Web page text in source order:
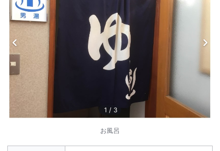
1 / 3
お風呂